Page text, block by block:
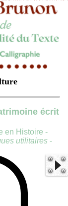
écrit
en Histoire -
utilitaires -